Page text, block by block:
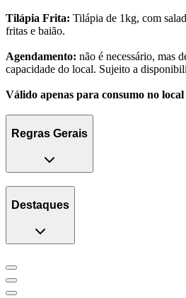
Tilápia Frita: Tilápia de 1kg, com
fritas e baião.
Agendamento: não é necessário, mas
capacidade do local. Sujeito a
Válido apenas para consumo no local
Regras Gerais
Destaques